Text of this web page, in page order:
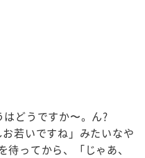
どうですか〜。ん?
若いですね」みたいなや
ってから、「じゃあ、